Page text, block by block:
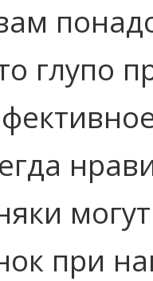
глупо
при